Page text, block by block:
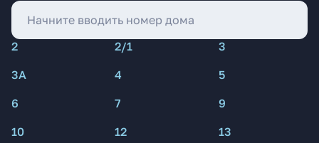
2 2/1
3
3А
4
5
6
7
9
10
12
13